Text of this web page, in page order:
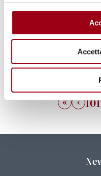
(Ginevra, 25
« ‹ 10